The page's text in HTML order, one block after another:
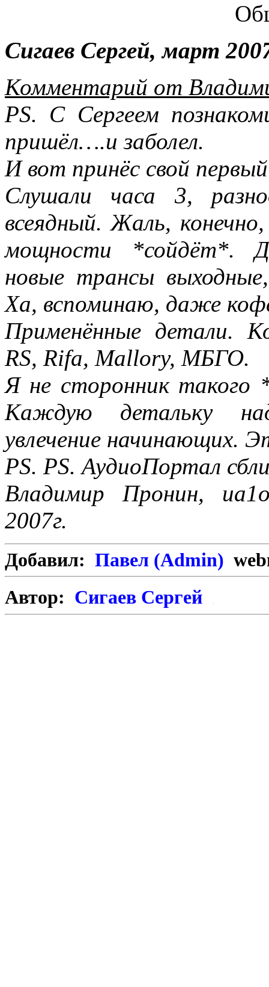
Сигаев Сергей, март
Комментарий от
PS. С Сергеем
пришёл….и заболел.
И вот принёс свой
Слушали часа 3,
всеядный. Жаль,
мощности *сойдёт*.
новые трансы
Ха, вспоминаю, даже
Применённые детали.
RS, Rifa, Mallory, МБГО.
Я не сторонник такого
Каждую детальку
увлечение начинающих.
PS. PS. АудиоПортал
Владимир Пронин,
2007г.
Добавил: Павел (Admin)
Автор: Сигаев Сергей